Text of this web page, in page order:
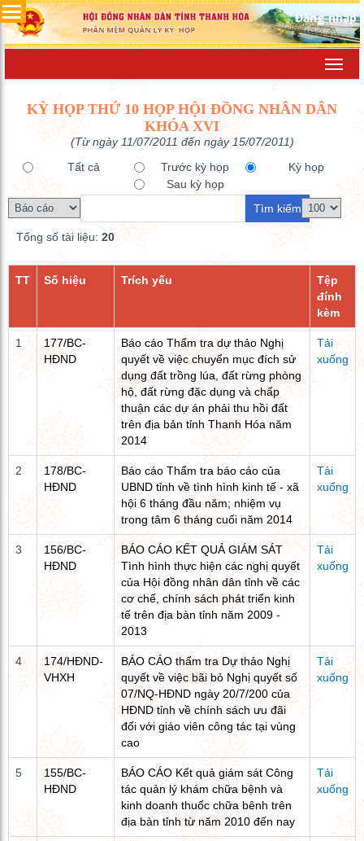
Đăng nhập
KỲ HỌP THỨ 10 HỌP HỘI ĐỒNG NHÂN DÂN
KHÓA XVI
(Từ ngày 11/07/2011 đến ngày 15/07/2011)
Tất cả
Trước kỳ họp
Kỳ họp
Sau kỳ họp
Tổng số tài liệu: 20
TT Số hiệu Trích yếu
Tệp
đính
kèm
1
177/BC-
HĐND
Báo cáo Thẩm tra dự thảo Nghị
quyết về việc chuyển mục đích sử
dụng đất trồng lúa, đất rừng phòng
hộ, đất rừng đặc dụng và chấp
thuận các dự án phải thu hồi đất
trên địa bản tỉnh Thanh Hóa năm
2014
Tải
xuống
2
178/BC-
HĐND
Báo cáo Thẩm tra báo cáo của
UBND tỉnh về tình hình kinh tế - xã
hội 6 tháng đầu năm; nhiệm vụ
trong tâm 6 tháng cuối năm 2014
Tải
xuống
3
156/BC-
HĐND
BÁO CÁO KẾT QUẢ GIÁM SÁT
Tình hình thực hiện các nghị quyết
của Hội đồng nhân dân tỉnh về các
cơ chế, chính sách phát triển kinh
tế trên địa bàn tỉnh năm 2009 -
2013
Tải
xuống
4
174/HĐND-
VHXH
BÁO CÁO thẩm tra Dự thảo Nghị
quyết về việc bãi bỏ Nghị quyết số
07/NQ-HĐND ngày 20/7/200 của
HĐND tỉnh về chính sách ưu đãi
đối với giáo viên công tác tại vùng
cao
Tải
xuống
5
155/BC-
HĐND
BÁO CÁO Kết quả giám sát Công
tác quản lý khám chữa bệnh và
kinh doanh thuốc chữa bênh trên
địa bàn tỉnh từ năm 2010 đến nay
Tải
xuống